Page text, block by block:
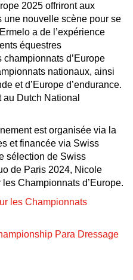
2025 offriront aux
nouvelle scène pour se
a de l’expérience
équestres
d’Europe
nationaux, ainsi
et d’Europe d’endurance.
Dutch National
est organisée via la
et financée via Swiss
sélection de Swiss
de Paris 2024, Nicole
Championnats d’Europe.
les Championnats
Para Dressage